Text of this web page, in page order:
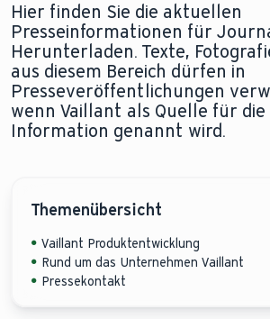
Hier finden Sie die aktuellen
Presseinformationen für
Herunterladen. Texte,
aus diesem Bereich dürfen in
Presseveröffentlichungen
wenn Vaillant als Quelle für
Information genannt wird.
Themenübersicht
Vaillant Produktentwicklung
Rund um das Unternehmen Vaillant
Pressekontakt